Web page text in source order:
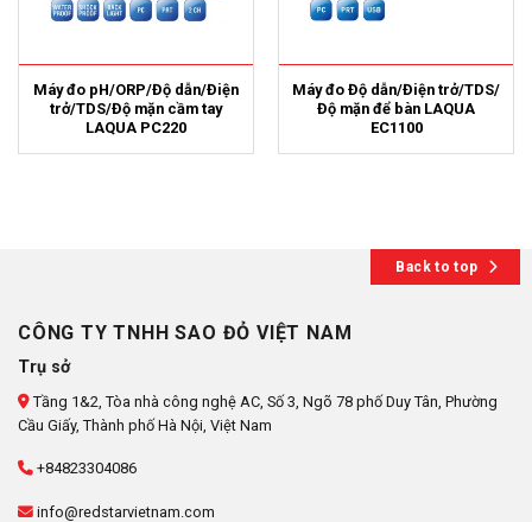
Máy đo pH/ORP/Độ dẫn/Điện
trở/TDS/Độ mặn cầm tay
LAQUA PC220
Máy đo Độ dẫn/Điện trở/TDS/
Độ mặn để bàn LAQUA
EC1100
Back to top
CÔNG TY TNHH SAO ĐỎ VIỆT NAM
Trụ sở
Tầng 1&2, Tòa nhà công nghệ AC, Số 3, Ngõ 78 phố Duy Tân, Phường
Cầu Giấy, Thành phố Hà Nội, Việt Nam
+84823304086
info@redstarvietnam.com